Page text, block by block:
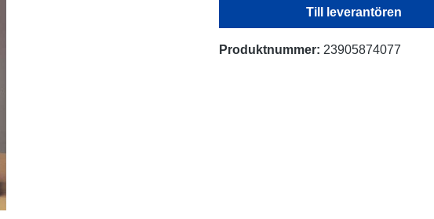
Till leverantören
Produktnummer: 23905874077